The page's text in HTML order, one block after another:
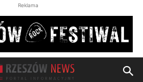
Reklama